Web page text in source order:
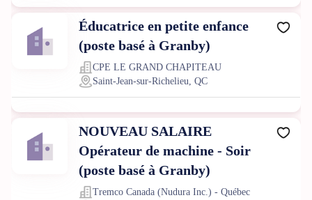
Éducatrice en petite enfance
(poste basé à Granby)
CPE LE GRAND CHAPITEAU
Saint-Jean-sur-Richelieu, QC
NOUVEAU SALAIRE
Opérateur de machine - Soir
(poste basé à Granby)
Tremco Canada (Nudura Inc.) - Québec